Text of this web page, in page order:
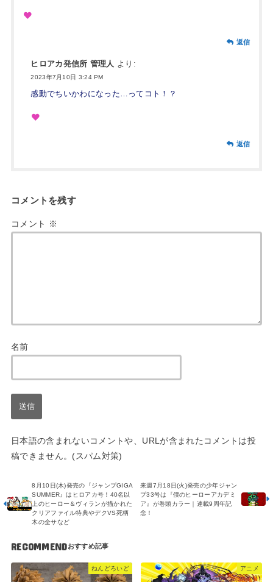
返信
ヒロアカ発信所 管理人 より:
2023年7月10日 3:24 PM
感動でちいかわになった…ってコト！？
返信
コメントを残す
コメント ※
名前
日本語の含まれないコメントや、URLが含まれたコメントは投
稿できません。(スパム対策)
来週7月18日(火)発売の少年ジャン
プ33号は『僕のヒーローアカデミ
ア』が巻頭カラー｜連載9周年記
念！
8月10日(木)発売の『ジャンプGIGA
SUMMER』はヒロアカ号！40名以
上のヒーロー＆ヴィランが描かれた
クリアファイル特典やデクVS死柄
木の全サなど
RECOMMEND
ねんどろいど アニメ